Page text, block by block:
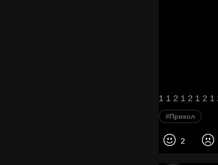
1 1 2 1 2 1 2 1
#Прикол
2